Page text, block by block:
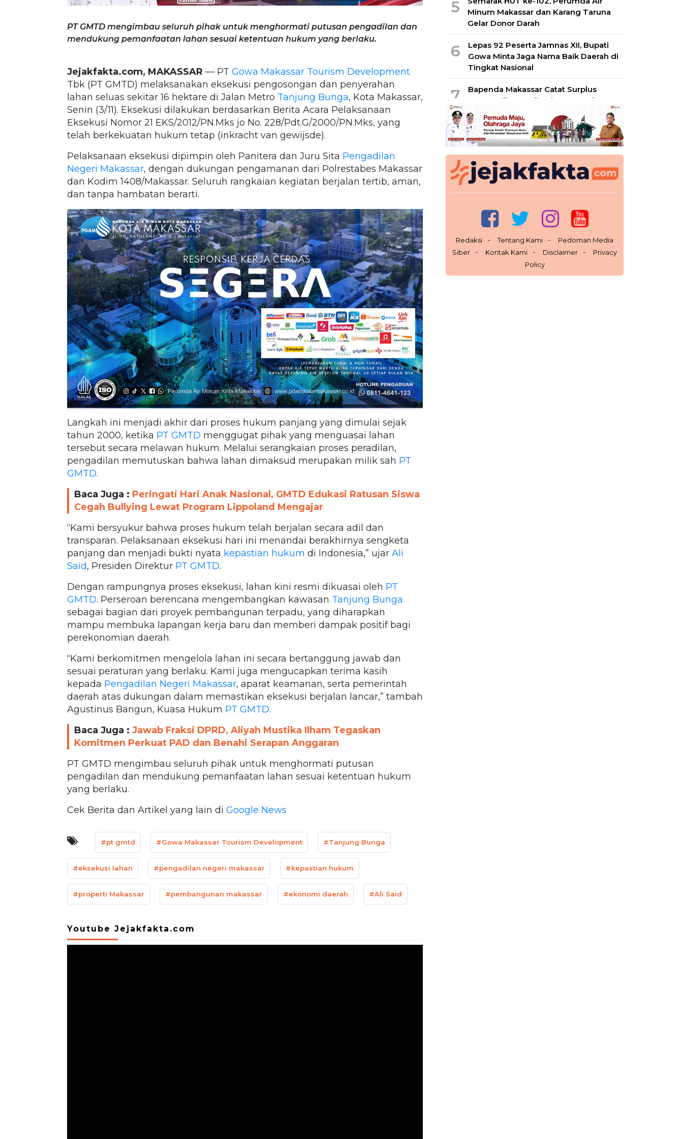
PT GMTD mengimbau seluruh pihak untuk menghormati putusan pengadilan dan
mendukung pemanfaatan lahan sesuai ketentuan hukum yang berlaku.
Jejakfakta.com, MAKASSAR — PT Gowa Makassar Tourism Development
Tbk (PT GMTD) melaksanakan eksekusi pengosongan dan penyerahan
lahan seluas sekitar 16 hektare di Jalan Metro Tanjung Bunga, Kota Makassar,
Senin (3/11). Eksekusi dilakukan berdasarkan Berita Acara Pelaksanaan
Eksekusi Nomor 21 EKS/2012/PN.Mks jo No. 228/Pdt.G/2000/PN.Mks, yang
telah berkekuatan hukum tetap (inkracht van gewijsde).
Pelaksanaan eksekusi dipimpin oleh Panitera dan Juru Sita Pengadilan
Negeri Makassar, dengan dukungan pengamanan dari Polrestabes Makassar
dan Kodim 1408/Makassar. Seluruh rangkaian kegiatan berjalan tertib, aman,
dan tanpa hambatan berarti.
Langkah ini menjadi akhir dari proses hukum panjang yang dimulai sejak
tahun 2000, ketika PT GMTD menggugat pihak yang menguasai lahan
tersebut secara melawan hukum. Melalui serangkaian proses peradilan,
pengadilan memutuskan bahwa lahan dimaksud merupakan milik sah PT
GMTD.
Baca Juga : Peringati Hari Anak Nasional, GMTD Edukasi Ratusan Siswa
Cegah Bullying Lewat Program Lippoland Mengajar
“Kami bersyukur bahwa proses hukum telah berjalan secara adil dan
transparan. Pelaksanaan eksekusi hari ini menandai berakhirnya sengketa
panjang dan menjadi bukti nyata kepastian hukum di Indonesia,” ujar Ali
Said, Presiden Direktur PT GMTD.
Dengan rampungnya proses eksekusi, lahan kini resmi dikuasai oleh PT
GMTD. Perseroan berencana mengembangkan kawasan Tanjung Bunga
sebagai bagian dari proyek pembangunan terpadu, yang diharapkan
mampu membuka lapangan kerja baru dan memberi dampak positif bagi
perekonomian daerah.
“Kami berkomitmen mengelola lahan ini secara bertanggung jawab dan
sesuai peraturan yang berlaku. Kami juga mengucapkan terima kasih
kepada Pengadilan Negeri Makassar, aparat keamanan, serta pemerintah
daerah atas dukungan dalam memastikan eksekusi berjalan lancar,” tambah
Agustinus Bangun, Kuasa Hukum PT GMTD.
Baca Juga : Jawab Fraksi DPRD, Aliyah Mustika Ilham Tegaskan
Komitmen Perkuat PAD dan Benahi Serapan Anggaran
PT GMTD mengimbau seluruh pihak untuk menghormati putusan
pengadilan dan mendukung pemanfaatan lahan sesuai ketentuan hukum
yang berlaku.
Cek Berita dan Artikel yang lain di Google News
#pt gmtd #Gowa Makassar Tourism Development #Tanjung Bunga
#eksekusi lahan #pengadilan negeri makassar #kepastian hukum
#properti Makassar #pembangunan makassar #ekonomi daerah #Ali Said
Youtube Jejakfakta.com
5
Minum Makassar dan Karang Taruna
Gelar Donor Darah
6
Lepas 92 Peserta Jamnas XII, Bupati
Gowa Minta Jaga Nama Baik Daerah di
Tingkat Nasional
7
Bapenda Makassar Catat Surplus
Rp130 Miliar, Realisasi PAD Tembus
49 Persen
8
Wamenkes Apresiasi Capaian 100
Persen Desa Siaga TB di Pangkep,
Siap Jadi Percontohan Nasional
Redaksi Tentang Kami
Pedoman Media
Siber
Kontak Kami Disclaimer
Privacy
Policy